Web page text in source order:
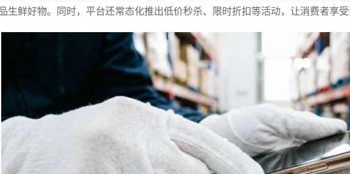
生鲜好物。同时，平台还常态化推出低价秒杀、限时折扣等活动，让消费者享受